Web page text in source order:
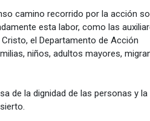
camino recorrido por la acción
esta labor, como las
el Departamento de Acción
niños, adultos mayores,
de la dignidad de las personas y la